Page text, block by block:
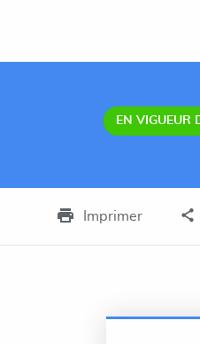
EN VIGUEUR
Imprimer